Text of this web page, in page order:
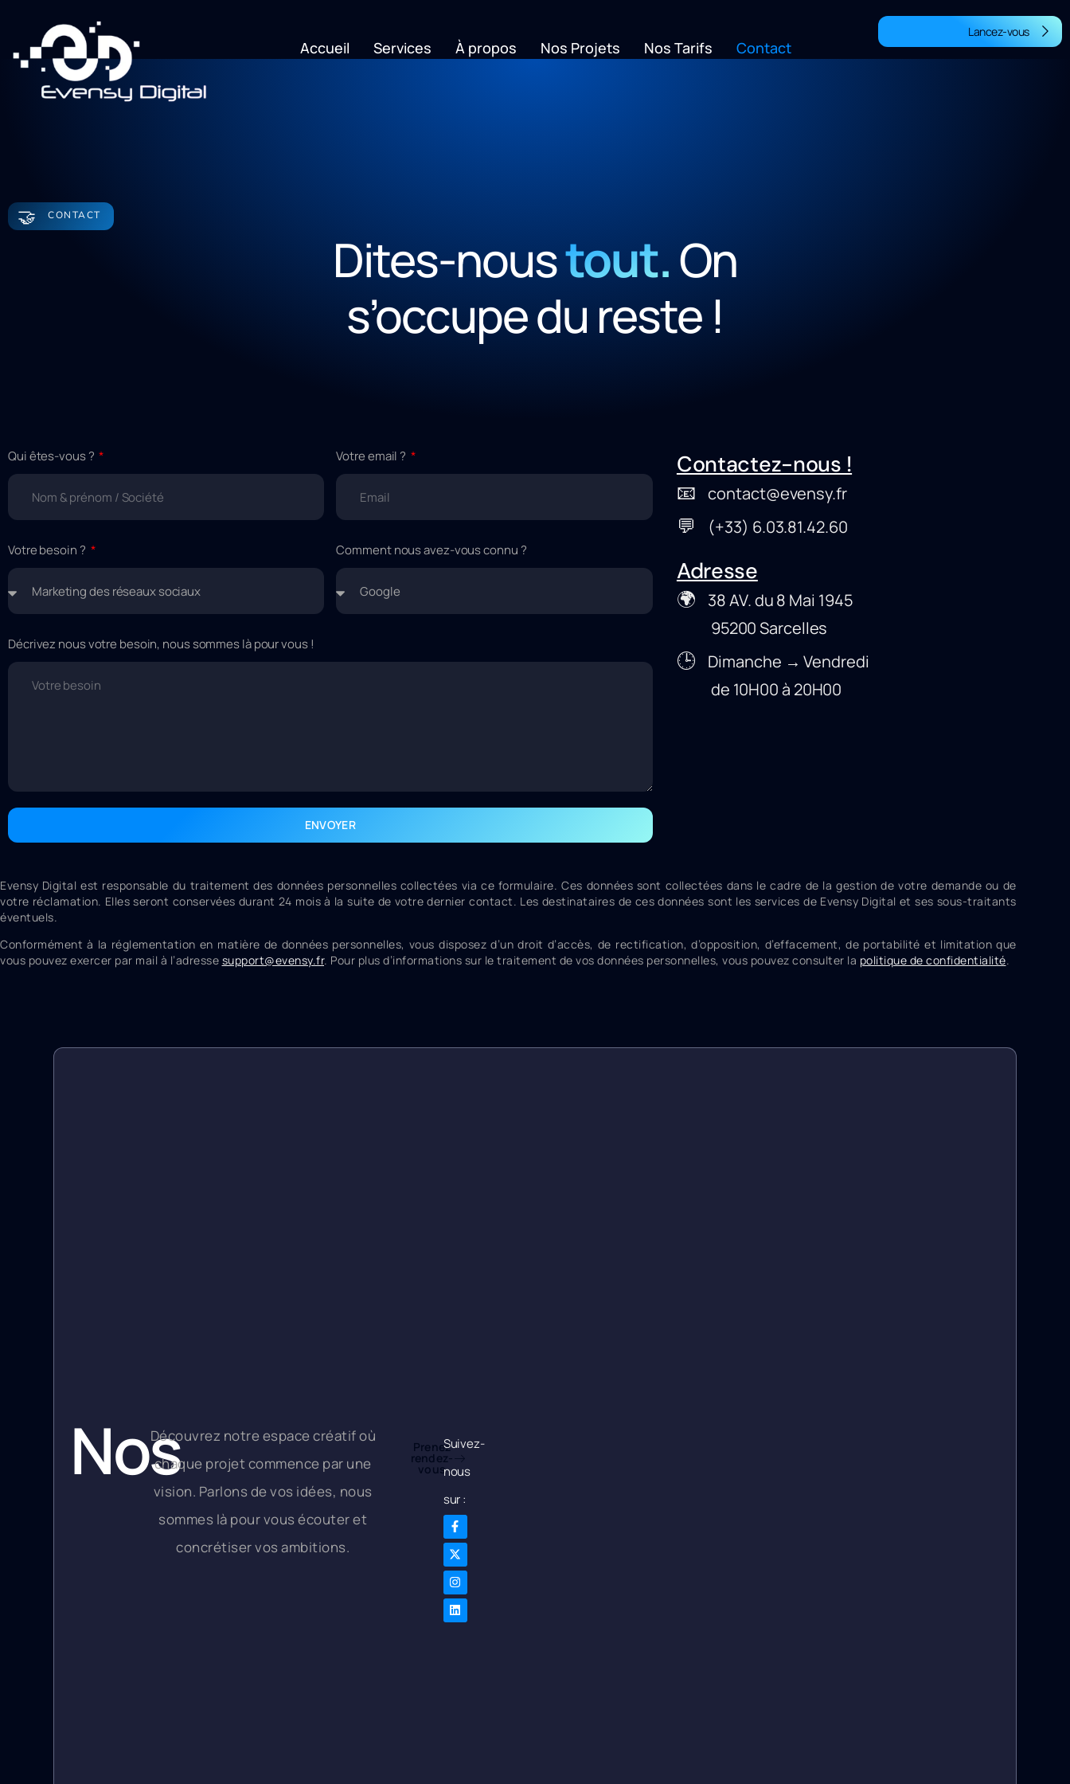
Accueil Services À propos Nos Projets Nos Tarifs Contact
Lancez-vous
🤝 CONTACT
Dites-noustout.On
s’occupe du reste !
Qui êtes-vous ? Votre email ?
Votre besoin ? Comment nous avez-vous connu ?
Décrivez nous votre besoin, nous sommes là pour vous !
ENVOYER
Contactez-nous !
📧 contact@evensy.fr
💬 (+33) 6.03.81.42.60
Adresse
🌍 38 AV. du 8 Mai 1945
95200 Sarcelles
🕒 Dimanche → Vendredi
de 10H00 à 20H00
Evensy Digital est responsable du traitement des données personnelles collectées via ce formulaire. Ces données sont collectées dans le cadre de la gestion de votre demande ou de
votre réclamation. Elles seront conservées durant 24 mois à la suite de votre dernier contact. Les destinataires de ces données sont les services de Evensy Digital et ses sous-traitants
éventuels.
Conformément à la réglementation en matière de données personnelles, vous disposez d’un droit d’accès, de rectification, d’opposition, d’effacement, de portabilité et limitation que
vous pouvez exercer par mail à l’adresse support@evensy.fr. Pour plus d’informations sur le traitement de vos données personnelles, vous pouvez consulter la politique de confidentialité.
Nos
Bureaux
Découvrez notre espace créatif où
chaque projet commence par une
vision. Parlons de vos idées, nous
sommes là pour vous écouter et
concrétiser vos ambitions.
Prenez
rendez-
vous
Suivez-
nous
sur :